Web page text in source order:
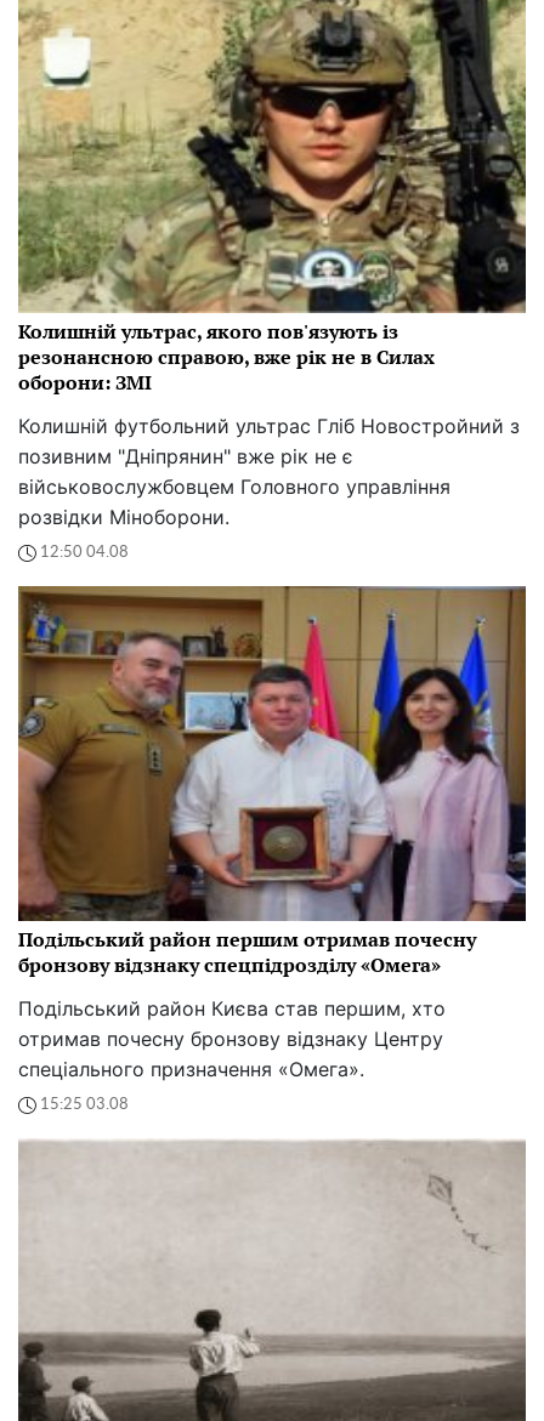
Колишній ультрас, якого пов'язують із
резонансною справою, вже рік не в Силах
оборони: ЗМІ
Колишній футбольний ультрас Гліб Новостройний з
позивним "Дніпрянин" вже рік не є
військовослужбовцем Головного управління
розвідки Міноборони.
12:50 04.08
Подільський район першим отримав почесну
бронзову відзнаку спецпідрозділу «Омега»
Подільський район Києва став першим, хто
отримав почесну бронзову відзнаку Центру
спеціального призначення «Омега».
15:25 03.08